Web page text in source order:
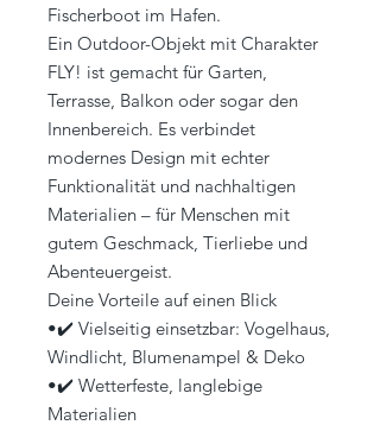
Fischerboot im Hafen.
Ein Outdoor-Objekt mit Charakter
FLY! ist gemacht für Garten,
Terrasse, Balkon oder sogar den
Innenbereich. Es verbindet
modernes Design mit echter
Funktionalität und nachhaltigen
Materialien – für Menschen mit
gutem Geschmack, Tierliebe und
Abenteuergeist.
Deine Vorteile auf einen Blick
•✔️ Vielseitig einsetzbar: Vogelhaus,
Windlicht, Blumenampel & Deko
•✔️ Wetterfeste, langlebige
Materialien